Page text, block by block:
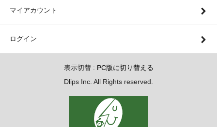
マイアカウント
ログイン
表示切替 : PC版に切り替える
Dlips Inc. All Rights reserved.